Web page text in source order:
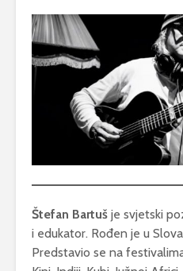
Štefan Bartuš je svjetski
i edukator. Rođen je u
Predstavio se na